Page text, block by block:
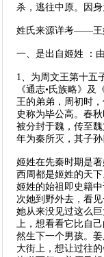
杀，逃往中原。因
姓氏来源详考——王
一、是出自姬姓 ：
1、为周文王第十五
《通志•氏族略》
王的弟弟，周初时
史称为毕公高。春
被分封于魏，传至
年为秦所灭，其子
姬姓在先秦时期是
西周都是姬姓的天下
姬姓的始祖即史籍
次她到野外去，看
她从来没见过这么
上，想看看它比自
然生下一个男孩。
大街上，想让过往